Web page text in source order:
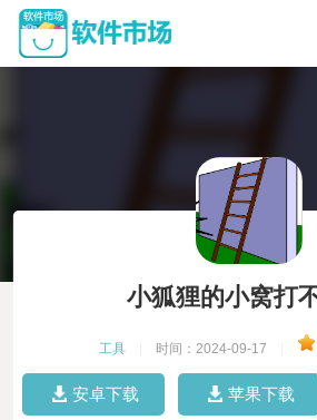
小狐狸的小窝打
工具 时间：2024-09-17
安卓下载 苹果下载